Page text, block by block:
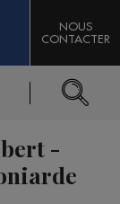
NOUS
CONTACTER
-